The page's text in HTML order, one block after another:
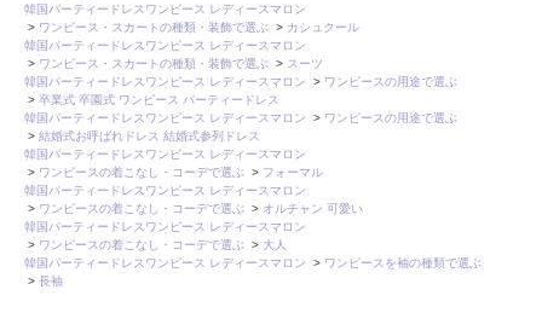
韓国パーティードレスワンピース レディースマロン
> ワンピース・スカートの種類・装飾で選ぶ > カシュクール
韓国パーティードレスワンピース レディースマロン
> ワンピース・スカートの種類・装飾で選ぶ > スーツ
韓国パーティードレスワンピース レディースマロン
> ワンピースの用途で選ぶ
> 卒業式 卒園式 ワンピース パーティードレス
韓国パーティードレスワンピース レディースマロン
> ワンピースの用途で選ぶ
> 結婚式お呼ばれドレス 結婚式参列ドレス
韓国パーティードレスワンピース レディースマロン
> ワンピースの着こなし・コーデで選ぶ > フォーマル
韓国パーティードレスワンピース レディースマロン
> ワンピースの着こなし・コーデで選ぶ > オルチャン 可愛い
韓国パーティードレスワンピース レディースマロン
> ワンピースの着こなし・コーデで選ぶ > 大人
韓国パーティードレスワンピース レディースマロン
> ワンピースを袖の種類で選ぶ
> 長袖